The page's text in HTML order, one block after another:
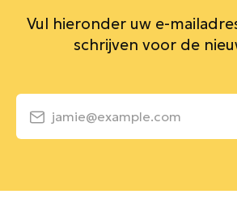
Vul hieronder uw e-
schrijven voor de
jamie@example.com